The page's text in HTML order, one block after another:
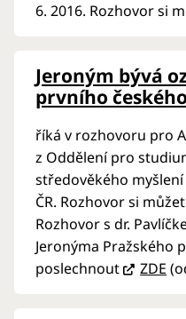
6. 2016. Rozhovor si
Jeroným bývá
prvního
říká v rozhovoru pro
z Oddělení pro
středověkého
ČR. Rozhovor si
Rozhovor s dr.
Jeronýma Pražského
poslechnout
ZDE